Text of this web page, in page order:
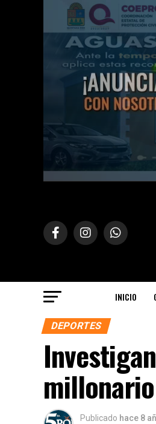
INICIO
DEPORTES
millonario
Publicado hace 8